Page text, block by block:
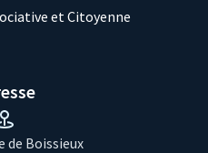
et Citoyenne
de Boissieux